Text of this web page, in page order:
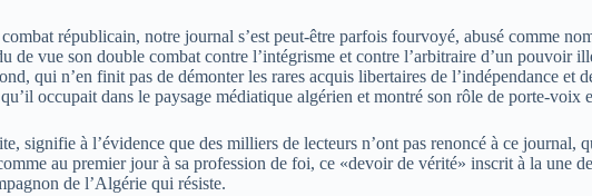
républicain, notre journal s’est peut-être parfois fourvoyé, abusé comme
vue son double combat contre l’intégrisme et contre l’arbitraire d’un pouvoir
qui n’en finit pas de démonter les rares acquis libertaires de l’indépendance et
occupait dans le paysage médiatique algérien et montré son rôle de porte-voix
signifie à l’évidence que des milliers de lecteurs n’ont pas renoncé à ce journal,
au premier jour à sa profession de foi, ce «devoir de vérité» inscrit à la une
de l’Algérie qui résiste.